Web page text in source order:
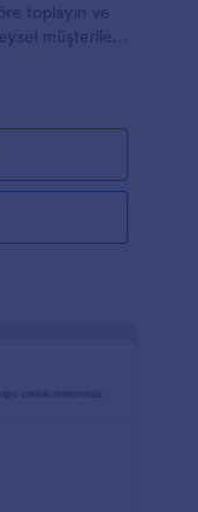
toplayın ve
müşteriler